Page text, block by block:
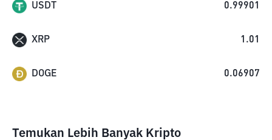
USDT 0.99901
XRP 1.01
DOGE 0.06907
Temukan Lebih Banyak Kripto